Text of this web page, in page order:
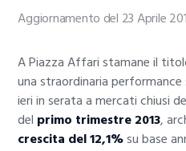
Aggiornamento del 23 Aprile
A Piazza Affari stamane il
una straordinaria
ieri in serata a mercati chiusi
del primo trimestre 2013,
crescita del 12,1%su base